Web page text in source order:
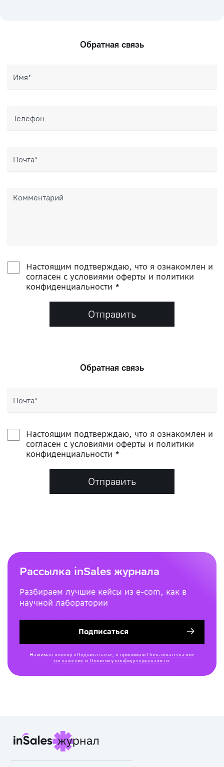
Обратная связь
Настоящим подтверждаю, что я ознакомлен и
согласен с условиями оферты и политики
конфиденциальности *
Отправить
Обратная связь
Настоящим подтверждаю, что я ознакомлен и
согласен с условиями оферты и политики
конфиденциальности *
Отправить
Рассылка inSales журнала
Разбираем лучшие кейсы из e-com, как в
научной лаборатории
Подписаться
Нажимая кнопку «Подписаться», я принимаю Пользовательское
соглашениеи Политику конфиденциальности.